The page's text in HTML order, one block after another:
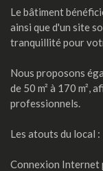
Le bâtiment
ainsi que d'un site
tranquillité pour
Nous proposons
de 50 m² à 170 m²,
professionnels.
Les atouts du local :
Connexion Internet